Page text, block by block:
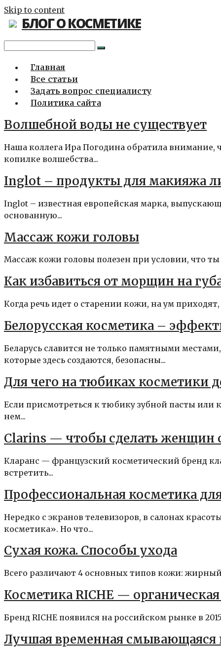
Skip to content
БЛОГ О КОСМЕТИКЕ
Главная
Все статьи
Задать вопрос специалисту
Политика сайта
Волшебной воды не существует
Наша коллега Ира Погодина обратила внимание,
копилке волшебства...
Inglot – продукты для макияжа
Inglot – известная европейская марка,
основанную...
Массаж кожи головы
Массаж кожи головы полезен при условии, что
Как избавиться от морщин на
Когда речь идет о старении кожи, на ум
Белорусская косметика –
Беларусь славится не только памятными
которые здесь создаются, безопасны...
Для чего на тюбиках косметики
Если присмотреться к тюбику зубной пасты или
нем...
Clarins — чтобы сделать женщин
Кларанс — французский косметический бренд
встретить...
Профессиональная косметика
Нередко с экранов телевизоров, в салонах
косметика». Но что...
Сухая кожа. Способы ухода
Всего различают 4 основных типов кожи:
Косметика RICHE —
Бренд RICHE появился на российском рынке в
Лучшая временная смывающаяся